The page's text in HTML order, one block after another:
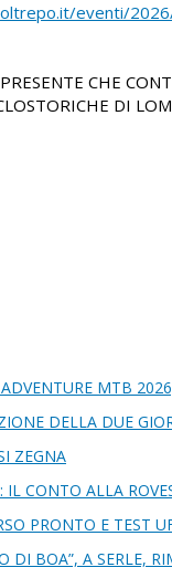
eventi/
CHE
DI
MTB
DELLA DUE
ZEGNA
CONTO ALLA
PRONTO E TEST
DI BOA”, A SERLE,